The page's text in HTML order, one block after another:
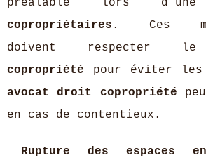
préalable lors
copropriétaires . Ces
doivent respecter
copropriété pour éviter
avocat droit copropriété
en cas de contentieux.
Rupture des espaces